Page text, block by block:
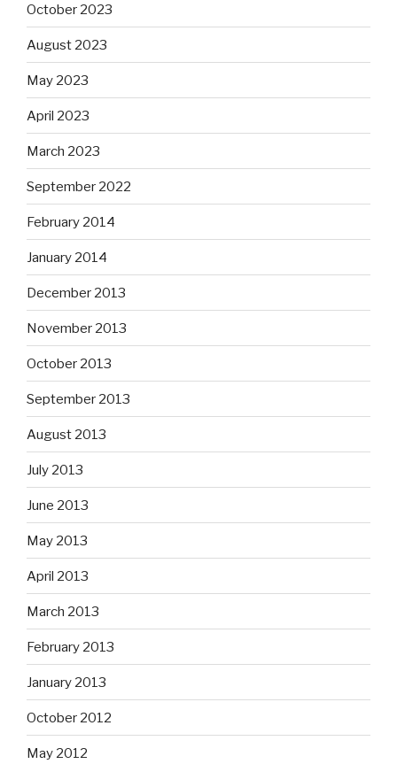
October 2023
August 2023
May 2023
April 2023
March 2023
September 2022
February 2014
January 2014
December 2013
November 2013
October 2013
September 2013
August 2013
July 2013
June 2013
May 2013
April 2013
March 2013
February 2013
January 2013
October 2012
May 2012